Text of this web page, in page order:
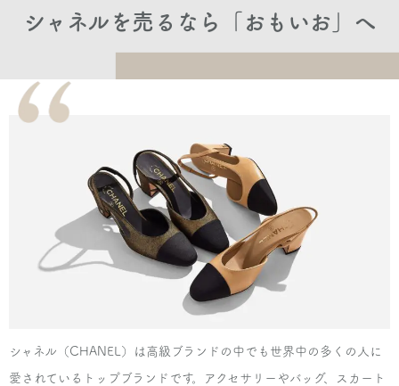
シャネルを売るなら 「おもいお」へ
シャネル（CHANEL）は高級ブランドの中でも世界中の多くの人に
愛されているトップブランドです。アクセサリーやバッグ、スカート